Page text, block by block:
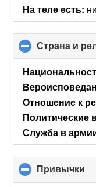
На теле есть:
Страна и
Отношение к
Политические
Служба в
Привычки
to